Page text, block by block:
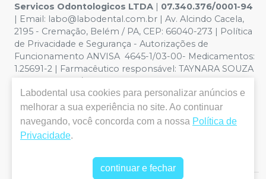
Servicos Odontologicos LTDA | 07.340.376/0001-94
| Email: labo@labodental.com.br | Av. Alcindo Cacela,
2195 - Cremação, Belém / PA, CEP: 66040-273 | Política
de Privacidade e Segurança - Autorizações de
Funcionamento ANVISA 4645-1/03-00- Medicamentos:
1.25691-2 | Farmacêutico responsável: TAYNARA SOUZA
MIRANDA. CRF/PA nº 6965 |
Segurança - Fotos meramente ilustrativas - Os preços e
condições da loja virtual estão sujeitos a alterações. Em
caso de divergência de preços no site, o valor válido é o
do Carrinho de Compra. Não vendemos por atacado,
por isso nos reservamos o direito de não atender
compras de grandes volumes pelo site.
Labodental usa cookies para personalizar anúncios e
melhorar a sua experiência no site. Ao continuar
navegando, você concorda com a nossa Política de
Privacidade.
continuar e fechar